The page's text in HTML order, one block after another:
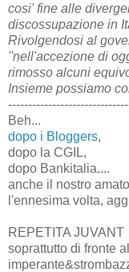
cosi' fine alle
discossupazione in
Rivolgendosi al
''nell'accezione di
rimosso alcuni
Insieme possiamo
Beh...
dopo i Bloggers,
dopo la CGIL,
dopo Bankitalia....
anche il nostro
l'ennesima volta,
REPETITA JUVANT
soprattutto di fronte